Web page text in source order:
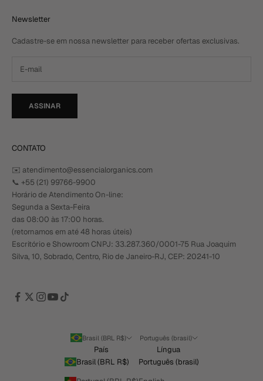
Newsletter
Cadastre-se em nossa newsletter para receber ofertas exclusivas.
ASSINAR
CONTATO
✉️ atendimento@essencialorganics.com
📞 +55 (21) 99766-9900
Horário de Atendimento On-line:
Segunda a Sexta-Feira
das 08:00 às 17:00 horas.
(retornamos em até 48 horas úteis)
Escritório e Showroom CNPJ: 33.287.360/0001-75 Rua Joaquim
Silva, 10, Sobrado, Centro, Rio de Janeiro-RJ, CEP: 20241-10
Brasil (BRL R$)
País
Brasil (BRL R$)
Português (brasil)
Língua
Português (brasil)